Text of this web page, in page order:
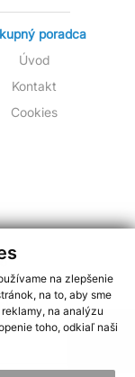
na zlepšenie
na to, aby sme
na analýzu
toho, odkiaľ naši
poradca
Úvod
Kontakt
Cookies